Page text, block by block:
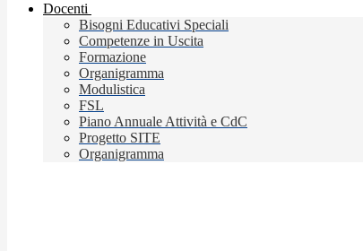
Docenti
Bisogni Educativi Speciali
Competenze in Uscita
Formazione
Organigramma
Modulistica
FSL
Piano Annuale Attività e CdC
Progetto SITE
Organigramma